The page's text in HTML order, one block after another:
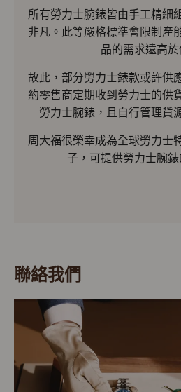
所有勞力士腕錶皆由手工精細
非凡。此等嚴格標準會限制產
品的需求遠高於
故此，部分勞力士錶款或許供
約零售商定期收到勞力士的供
勞力士腕錶，且自行管理貨
周大福很榮幸成為全球勞力士
子，可提供勞力士腕錶
聯絡我們